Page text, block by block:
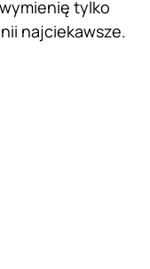
tylko
najciekawsze.